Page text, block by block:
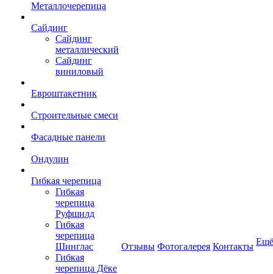
Металлочерепица
Сайдинг
Сайдинг
металлический
Сайдинг
виниловый
Евроштакетник
Строительные смеси
Фасадные панели
Ондулин
Гибкая черепица
Гибкая
черепица
Руфшилд
Гибкая
черепица
Шинглас
Гибкая
черепица Дёке
Отзывы Фотогалерея Контакты Ещё